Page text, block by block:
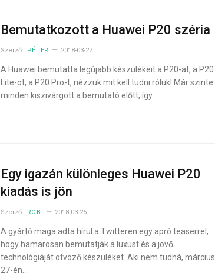
Bemutatkozott a Huawei P20 széria
Szerző: PÉTER 2018-03-27
A Huawei bemutatta legújabb készülékeit a P20-at, a P20
Lite-ot, a P20 Pro-t, nézzük mit kell tudni róluk! Már szinte
minden kiszivárgott a bemutató előtt, így…
Egy igazán különleges Huawei P20
kiadás is jön
Szerző: ROBI 2018-03-25
A gyártó maga adta hírül a Twitteren egy apró teaserrel,
hogy hamarosan bemutatják a luxust és a jövő
technológiáját ötvöző készüléket. Aki nem tudná, március
27-én…